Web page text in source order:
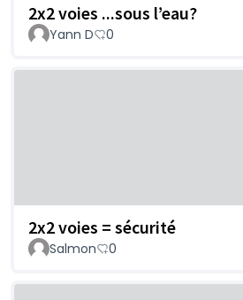
2x2 voies ...sous l’eau?
Yann D 0
2x2 voies = sécurité
Salmon 0